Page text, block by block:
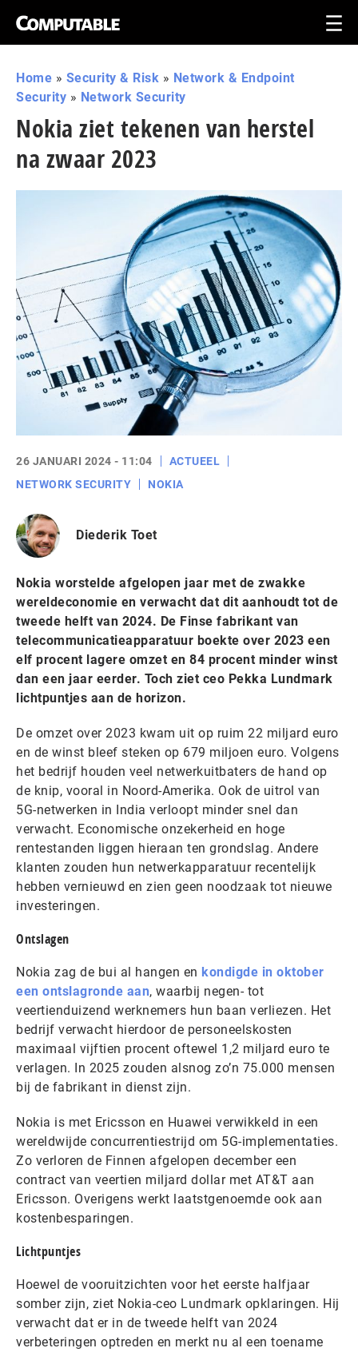
Home » Security & Risk » Network & Endpoint
Security » Network Security
Nokia ziet tekenen van herstel
na zwaar 2023
26 JANUARI 2024 - 11:04
ACTUEEL
NETWORK SECURITY
NOKIA
Diederik Toet
Nokia worstelde afgelopen jaar met de zwakke
wereldeconomie en verwacht dat dit aanhoudt tot de
tweede helft van 2024. De Finse fabrikant van
telecommunicatieapparatuur boekte over 2023 een
elf procent lagere omzet en 84 procent minder winst
dan een jaar eerder. Toch ziet ceo Pekka Lundmark
lichtpuntjes aan de horizon.
De omzet over 2023 kwam uit op ruim 22 miljard euro
en de winst bleef steken op 679 miljoen euro. Volgens
het bedrijf houden veel netwerkuitbaters de hand op
de knip, vooral in Noord-Amerika. Ook de uitrol van
5G-netwerken in India verloopt minder snel dan
verwacht. Economische onzekerheid en hoge
rentestanden liggen hieraan ten grondslag. Andere
klanten zouden hun netwerkapparatuur recentelijk
hebben vernieuwd en zien geen noodzaak tot nieuwe
investeringen.
Ontslagen
Nokia zag de bui al hangen en kondigde in oktober
een ontslagronde aan, waarbij negen- tot
veertienduizend werknemers hun baan verliezen. Het
bedrijf verwacht hierdoor de personeelskosten
maximaal vijftien procent oftewel 1,2 miljard euro te
verlagen. In 2025 zouden alsnog zo’n 75.000 mensen
bij de fabrikant in dienst zijn.
Nokia is met Ericsson en Huawei verwikkeld in een
wereldwijde concurrentiestrijd om 5G-implementaties.
Zo verloren de Finnen afgelopen december een
contract van veertien miljard dollar met AT&T aan
Ericsson. Overigens werkt laatstgenoemde ook aan
kostenbesparingen.
Lichtpuntjes
Hoewel de vooruitzichten voor het eerste halfjaar
somber zijn, ziet Nokia-ceo Lundmark opklaringen. Hij
verwacht dat er in de tweede helft van 2024
verbeteringen optreden en merkt nu al een toename